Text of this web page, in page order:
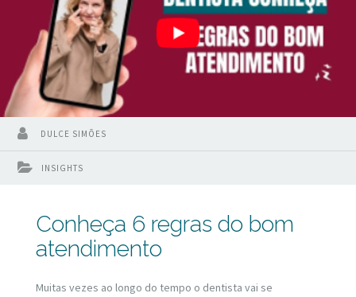
INSIGHTS
DULCE SIMÕES
Conheça 6 regras do bom
atendimento
Muitas vezes ao longo do tempo o dentista vai se